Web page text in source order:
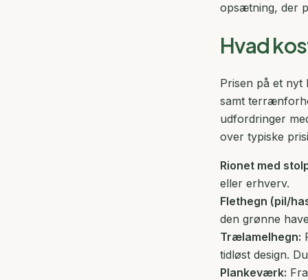
opsætning, der
Hvad
Prisen på et
samt
udfordringer
over typiske
Rionet med
eller erhverv.
Flethegn (pil/
den grønne
Trælamelhegn:
tidløst design.
Plankeværk: